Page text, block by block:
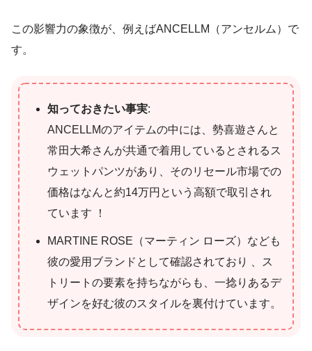
この影響力の象徴が、例えばANCELLM（アンセルム）で
す。
知っておきたい事実:
ANCELLMのアイテムの中には、勢喜遊さんと
常田大希さんが共通で着用しているとされるス
ウェットパンツがあり、そのリセール市場での
価格はなんと約14万円という高額で取引され
ています ！
MARTINE ROSE（マーティン ローズ）なども
彼の愛用ブランドとして確認されており 、ス
トリートの要素を持ちながらも、一捻りあるデ
ザインを好む彼のスタイルを裏付けています。